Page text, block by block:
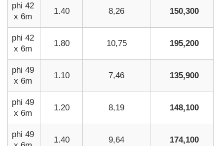
phi 42
x 6m
1.40 8,26 150,300
phi 42
x 6m
1.80 10,75 195,200
phi 49
x 6m
1.10 7,46 135,900
phi 49
x 6m
1.20 8,19 148,100
phi 49
1.40 9,64 174,100